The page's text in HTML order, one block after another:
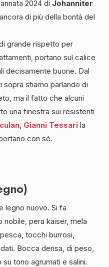
2024 di Johanniter
di più della bontà del
grande rispetto per
portano sul calice
decisamente buone. Dal
sopra stiamo parlando di
ma il fatto che alcuni
una finestra sui resistenti
Gianni Tessari la
con sé.
legno nuovo. Si fa
pera kaiser, mela
tocchi burrosi,
Bocca densa, di peso,
tono agrumati e salini.